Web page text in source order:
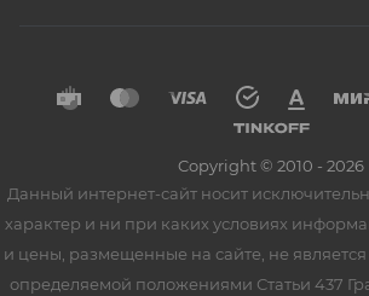
Copyright © 2010 - 2026
Данный интернет-сайт носит
характер и ни при каких условиях
и цены, размещенные на сайте, не
определяемой положениями Статьи 437